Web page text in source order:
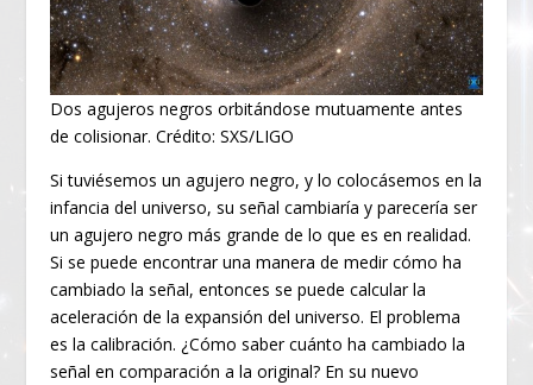
Dos agujeros negros orbitándose mutuamente antes
de colisionar. Crédito: SXS/LIGO
Si tuviésemos un agujero negro, y lo colocásemos en la
infancia del universo, su señal cambiaría y parecería ser
un agujero negro más grande de lo que es en realidad.
Si se puede encontrar una manera de medir cómo ha
cambiado la señal, entonces se puede calcular la
aceleración de la expansión del universo. El problema
es la calibración. ¿Cómo saber cuánto ha cambiado la
señal en comparación a la original? En su nuevo